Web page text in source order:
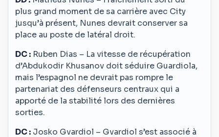
plus grand moment de sa carrière avec City
jusqu’à présent, Nunes devrait conserver sa
place au poste de latéral droit.
DC : Ruben Dias – La vitesse de récupération
d’Abdukodir Khusanov doit séduire Guardiola,
mais l’espagnol ne devrait pas rompre le
partenariat des défenseurs centraux qui a
apporté de la stabilité lors des dernières
sorties.
DC : Josko Gvardiol – Gvardiol s’est associé à